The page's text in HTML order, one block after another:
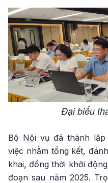
Đại biểu
Bộ Nội vụ đã thành
việc nhằm tổng kết,
khai, đồng thời khởi
đoạn sau năm 2025.